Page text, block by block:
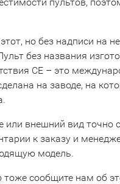
но без надписи на
без названия
СЕ – это
на заводе, на
или внешний вид точно
к заказу и
модель.
тоже сообщите нам об